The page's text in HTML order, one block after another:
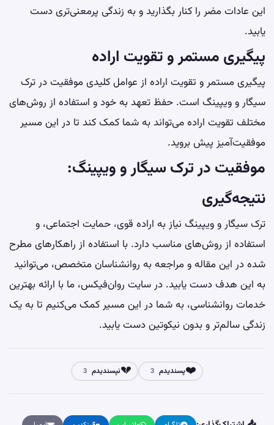
این عادات مضر را کنار بگذارید و به زندگی پرمعنی‌تری دست
یابید.
پیگیری مستمر و تقویت اراده
پیگیری مستمر و تقویت اراده از عوامل کلیدی موفقیت در ترک
سیگار و ویپینگ است. حفظ تعهد به خود و استفاده از روش‌های
مختلف تقویت اراده می‌تواند به شما کمک کند تا در این مسیر
موفقیت‌آمیز پیش بروید.
موفقیت در ترک سیگار و ویپینگ:
نتیجه‌گیری
ترک سیگار و ویپینگ نیاز به اراده قوی، حمایت اجتماعی، و
استفاده از روش‌های مناسب دارد. با استفاده از راهکارهای مطرح
شده در این مقاله و مراجعه به روانشناسان متخصص، می‌توانید
به این هدف دست یابید. در سایت روان‌فیکس، ما با ارائه بهترین
خدمات روانشناسی، به شما در این مسیر کمک می‌کنیم تا به یک
زندگی سالم‌تر و بدون نیکوتین دست یابید.
❤️پسندیدم 3
💔نپسندیدم 3